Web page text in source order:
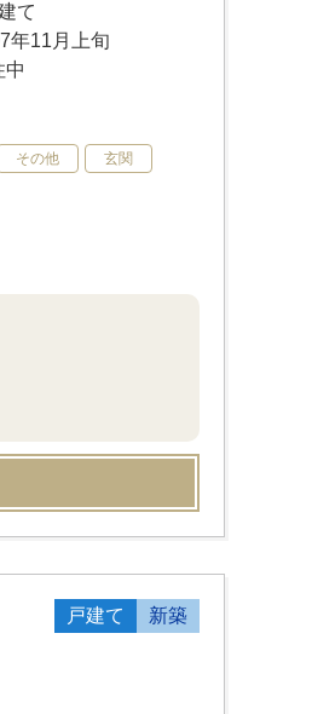
て
年11月上旬
中
その他 玄関
戸建て 新築